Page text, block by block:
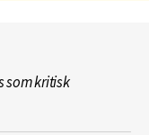
som kritisk